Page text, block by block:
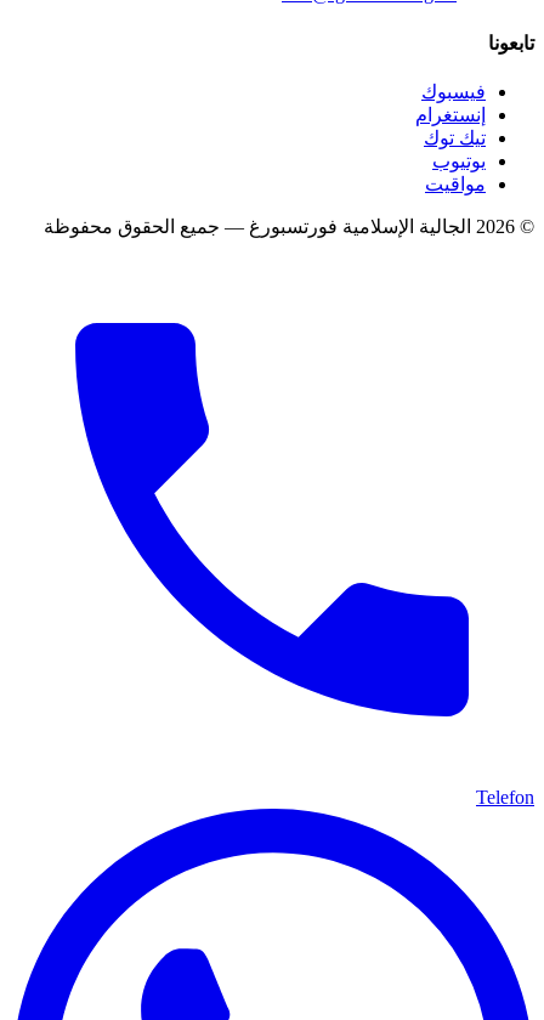
تابعونا
فيسبوك
إنستغرام
تيك توك
يوتيوب
مواقيت
©
2026 الجالية الإسلامية فورتسبورغ — جميع الحقوق محفوظة
Telefon